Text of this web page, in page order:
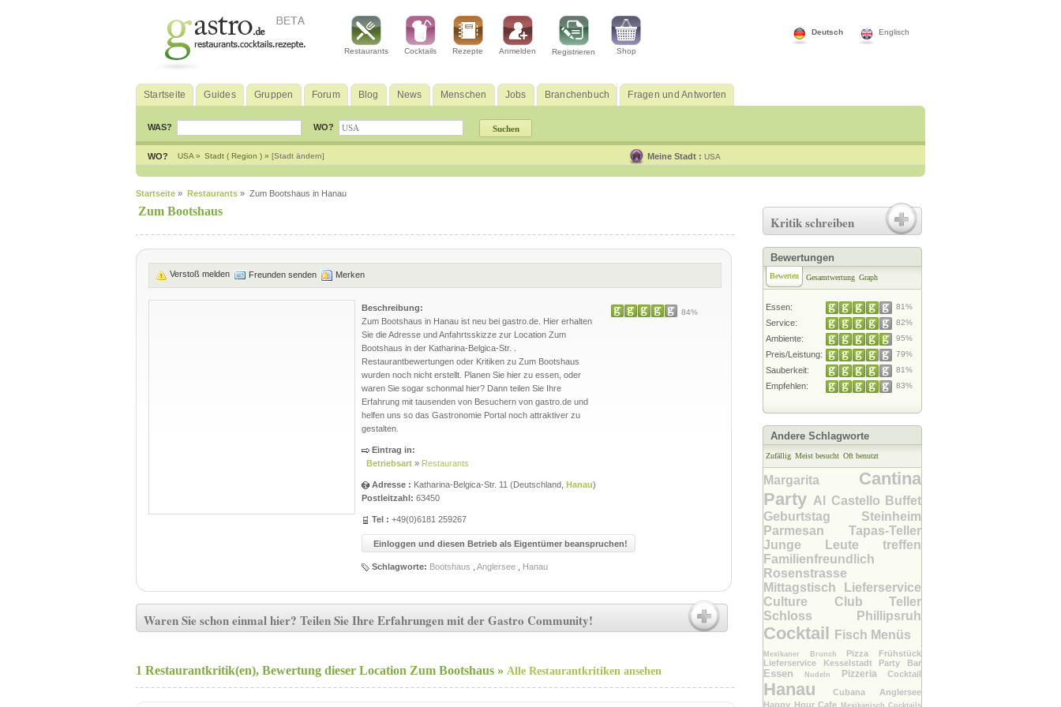
Englisch
Deutsch
Restaurants Cocktails Rezepte Anmelden Registrieren Shop
Startseite Guides Gruppen Forum Blog News Menschen Jobs Branchenbuch Fragen und Antworten
WAS? WO?
WO? USA » Stadt ( Region ) » [Stadt ändern] Meine Stadt : USA
Startseite » Restaurants » Zum Bootshaus in Hanau
Zum Bootshaus
Verstoß melden Freunden senden Merken
Beschreibung:
Zum Bootshaus in Hanau ist neu bei gastro.de. Hier erhalten
Sie die Adresse und Anfahrtsskizze zur Location Zum
Bootshaus in der Katharina-Belgica-Str. .
Restaurantbewertungen oder Kritiken zu Zum Bootshaus
wurden noch nicht erstellt. Planen Sie hier zu essen, oder
waren Sie sogar schonmal hier? Dann teilen Sie Ihre
Erfahrung mit tausenden von Besuchern von gastro.de und
helfen uns so das Gastronomie Portal noch attraktiver zu
gestalten.
84%
Eintrag in:
Betriebsart » Restaurants
Adresse : Katharina-Belgica-Str. 11 (Deutschland Hanau)
Postleitzahl: 63450
Tel : +49(0)6181 259267
Einloggen und diesen Betrieb als Eigentümer beanspruchen!
Schlagworte: Bootshaus Anglersee Hanau
Waren Sie schon einmal hier? Teilen Sie Ihre Erfahrungen mit der Gastro Community!
1 Restaurantkritik(en), Bewertung dieser Location Zum Bootshaus » Alle Restaurantkritiken ansehen
Kommentare:
Kritik schreiben
Bewertungen
Bewerten Gesamtwertung Graph
Essen: 81%
Service: 82%
Ambiente: 95%
Preis/Leistung: 79%
Sauberkeit: 81%
Empfehlen: 83%
Andere Schlagworte
Zufällig Meist besucht Oft benutzt
Margarita Cantina
PartyAl Castello Buffet
Geburtstag Steinheim
Parmesan Tapas-Teller
Junge Leute treffen
Familienfreundlich
Rosenstrasse
Mittagstisch
Lieferservice
Culture Club Teller
Schloss Phillipsruh
Cocktail Fisch Menüs
Mexikaner Brunch Pizza Frühstück
Lieferservice
Kesselstadt Party Bar
EssenNudeln PizzeriaCocktail
Hanau Cubana Anglersee
Happy Hour Cafe Mexikanisch Cocktails